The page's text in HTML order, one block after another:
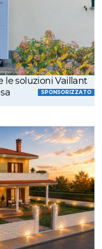
le soluzioni Vaillant
SPONSORIZZATO